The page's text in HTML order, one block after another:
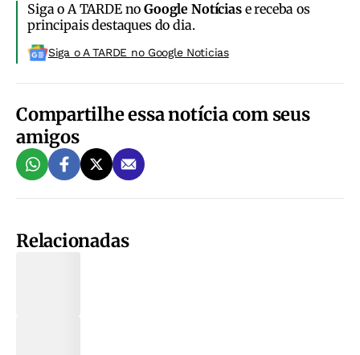
Siga o A TARDE noGoogle Notíciase receba os
principais destaques do dia.
Siga o A TARDE no Google Noticias
Compartilhe essa notícia com seus
amigos
Relacionadas